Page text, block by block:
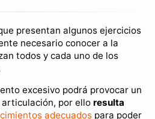
presentan algunos ejercicios
necesario conocer a la
todos y cada uno de los
excesivo podrá provocar un
por ello resulta
adecuados para poder